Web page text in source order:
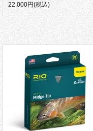
22,000円(税込)